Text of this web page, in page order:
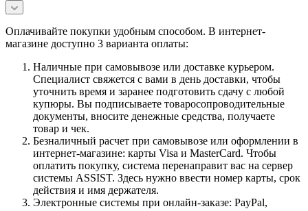
Оплачивайте покупки удобным способом. В интернет-
магазине доступно 3 варианта оплаты:
Наличные при самовывозе или доставке курьером.
Специалист свяжется с вами в день доставки, чтобы
уточнить время и заранее подготовить сдачу с любой
купюры. Вы подписываете товаросопроводительные
документы, вносите денежные средства, получаете
товар и чек.
Безналичный расчет при самовывозе или оформлении в
интернет-магазине: карты Visa и MasterCard. Чтобы
оплатить покупку, система перенаправит вас на сервер
системы ASSIST. Здесь нужно ввести номер карты, срок
действия и имя держателя.
Электронные системы при онлайн-заказе: PayPal,